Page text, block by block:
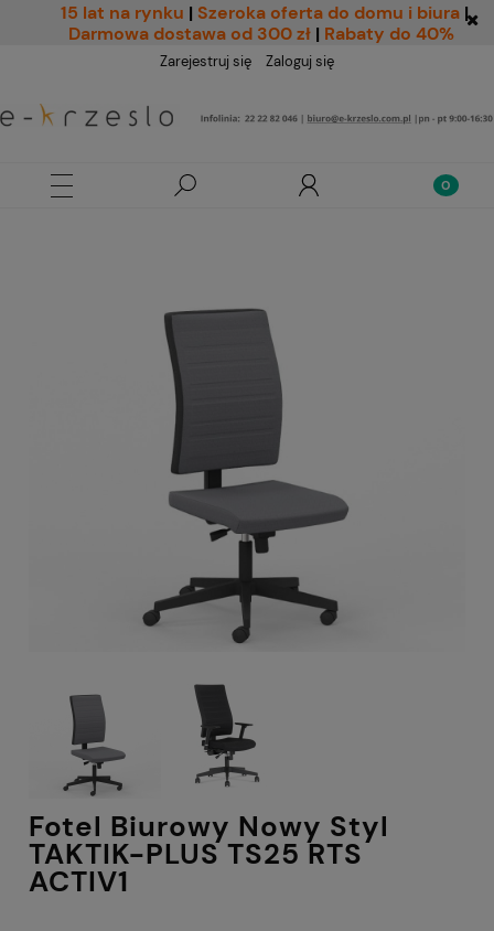
15 lat na rynku | Szeroka oferta do domu i biura |
Darmowa dostawa od 300 zł | Rabaty do 40%
Zarejestruj się Zaloguj się
Fotel Biurowy Nowy Styl
TAKTIK-PLUS TS25 RTS
ACTIV1